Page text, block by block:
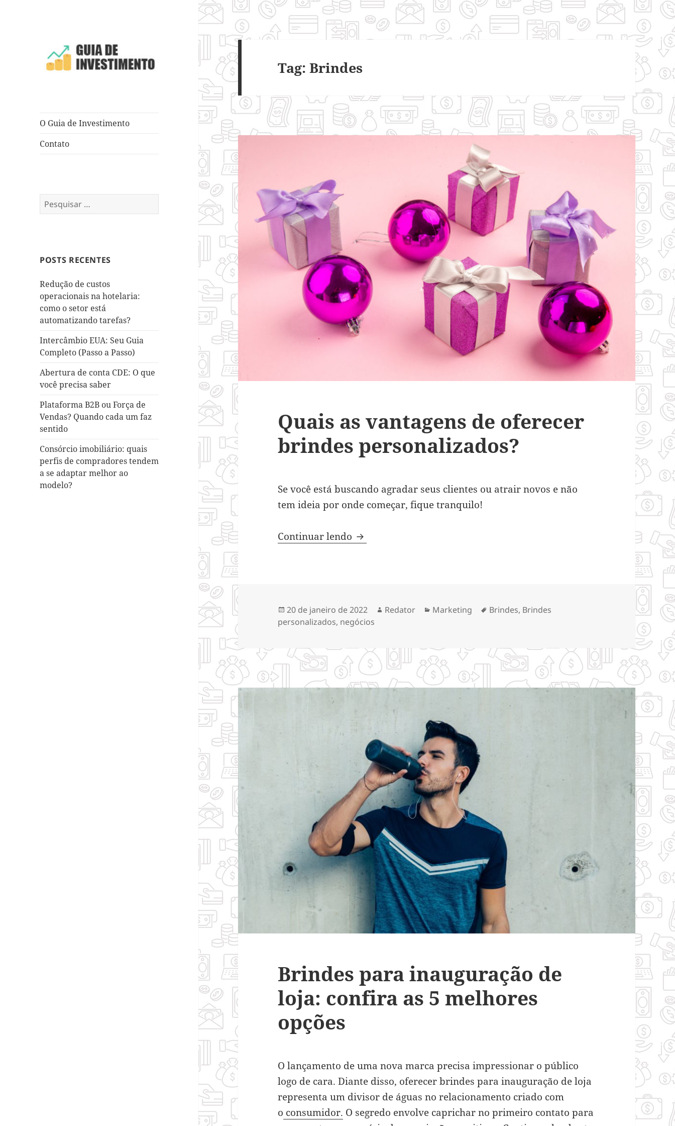
O Guia de Investimento
Contato
Pesquisar
por:
POSTS RECENTES
Redução de custos
operacionais na hotelaria:
como o setor está
automatizando tarefas?
Intercâmbio EUA: Seu Guia
Completo (Passo a Passo)
Abertura de conta CDE: O que
você precisa saber
Plataforma B2B ou Força de
Vendas? Quando cada um faz
sentido
Consórcio imobiliário: quais
perfis de compradores tendem
a se adaptar melhor ao
modelo?
Tag:Brindes
Quais as vantagens de oferecer
brindes personalizados?
Se você está buscando agradar seus clientes ou atrair novos e não
tem ideia por onde começar, fique tranquilo!
Continuar lendo Quais as vantagens de oferecer brindes personalizados?
Publicado
em
20 de janeiro de 2022 Autor
Redator Categorias
Marketing Tags
Brindes, Brindes
personalizados, negócios
Brindes para inauguração de
loja: confira as 5 melhores
opções
O lançamento de uma nova marca precisa impressionar o público
logo de cara. Diante disso, oferecer brindes para inauguração de loja
representa um divisor de águas no relacionamento criado com
o consumidor. O segredo envolve caprichar no primeiro contato para